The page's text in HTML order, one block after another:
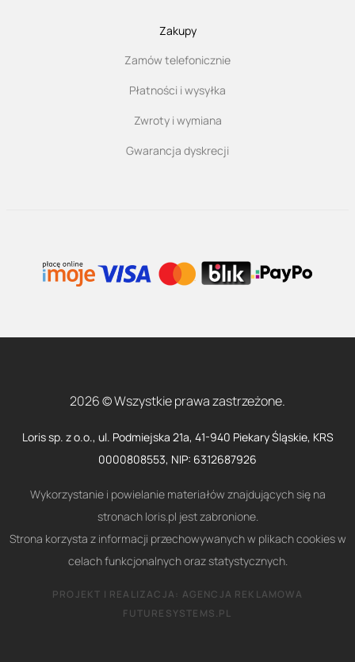
Zakupy
Zamów telefonicznie
Płatności i wysyłka
Zwroty i wymiana
Gwarancja dyskrecji
2026 © Wszystkie prawa zastrzeżone.
Loris sp. z o.o., ul. Podmiejska 21a, 41-940 Piekary Śląskie, KRS
0000808553, NIP: 6312687926
Wykorzystanie i powielanie materiałów znajdujących się na
stronach loris.pl jest zabronione.
Strona korzysta z informacji przechowywanych w plikach cookies w
celach funkcjonalnych oraz statystycznych.
PROJEKT I REALIZACJA: AGENCJA REKLAMOWA
FUTURESYSTEMS.PL